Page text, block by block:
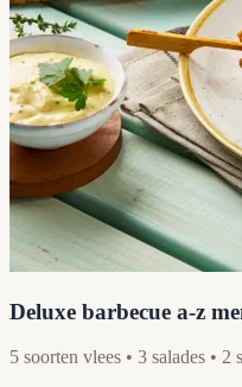
Deluxe barbecue a-z
5 soorten vlees • 3 salades • 2